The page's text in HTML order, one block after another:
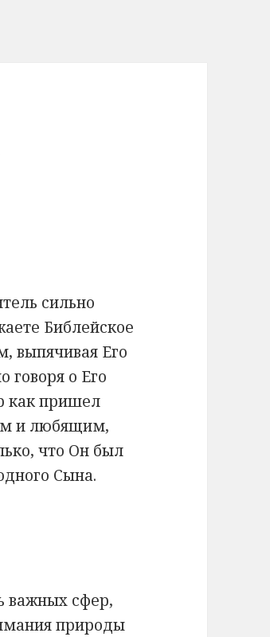
сильно
Библейское
выпячивая Его
говоря о Его
как пришел
и любящим,
что Он был
Сына.
важных сфер,
природы